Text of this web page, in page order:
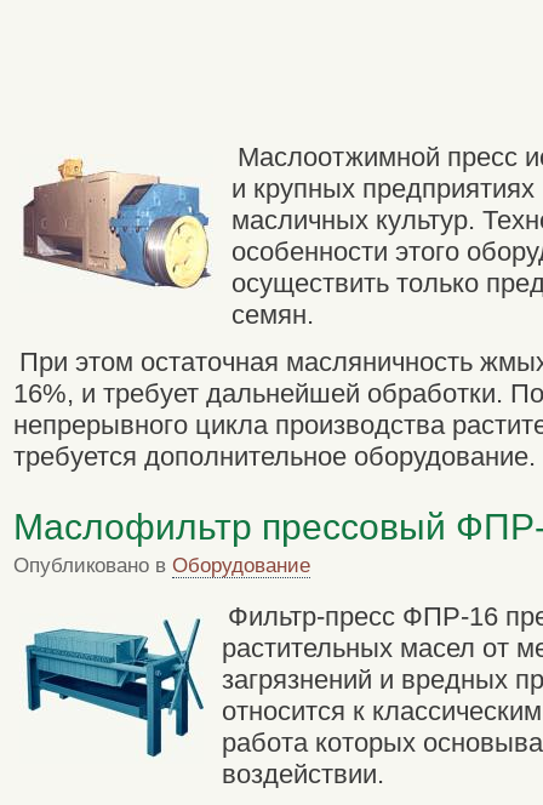
Маслоотжимной пресс
и крупных
масличных культур.
особенности этого
осуществить только
семян.
При этом остаточная масляничность
16%, и требует дальнейшей обработки.
непрерывного цикла производства
требуется дополнительное оборудование.
Маслофильтр прессовый
Опубликовано в Оборудование
Фильтр-пресс ФПР-16
растительных масел от
загрязнений и вредных
относится к
работа которых
воздействии.